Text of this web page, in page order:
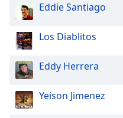
Eddie Santiago
Los Diablitos
Eddy Herrera
Yeison Jimenez